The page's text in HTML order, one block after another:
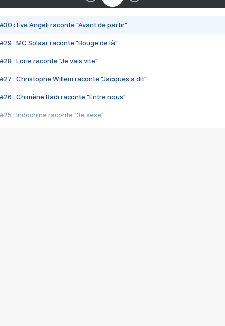
#30 : Eve Angeli raconte "Avant de partir"
#29 : MC Solaar raconte "Bouge de là"
#28 : Lorie raconte "Je vais vite"
#27 : Christophe Willem raconte "Jacques a dit"
#26 : Chimène Badi raconte "Entre nous"
#25 : Indochine raconte "3e sexe"